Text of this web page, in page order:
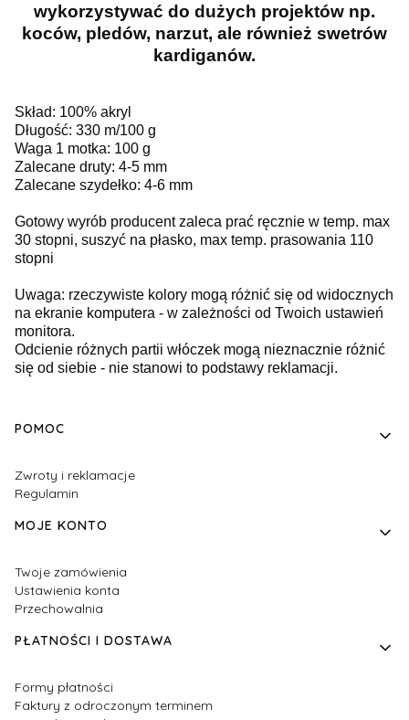
wykorzystywać do dużych projektów np.
koców, pledów, narzut, ale również swetrów
kardiganów.
Skład: 100% akryl
Długość: 330 m/100 g
Waga 1 motka: 100 g
Zalecane druty: 4-5 mm
Zalecane szydełko: 4-6 mm
Gotowy wyrób producent zaleca prać ręcznie w temp. max
30 stopni, suszyć na płasko, max temp. prasowania 110
stopni
Uwaga: rzeczywiste kolory mogą różnić się od widocznych
na ekranie komputera - w zależności od Twoich ustawień
monitora.
Odcienie różnych partii włóczek mogą nieznacznie różnić
się od siebie - nie stanowi to podstawy reklamacji.
Linki w stopce
POMOC
Zwroty i reklamacje
Regulamin
MOJE KONTO
Twoje zamówienia
Ustawienia konta
Przechowalnia
PŁATNOŚCI I DOSTAWA
Formy płatności
Faktury z odroczonym terminem